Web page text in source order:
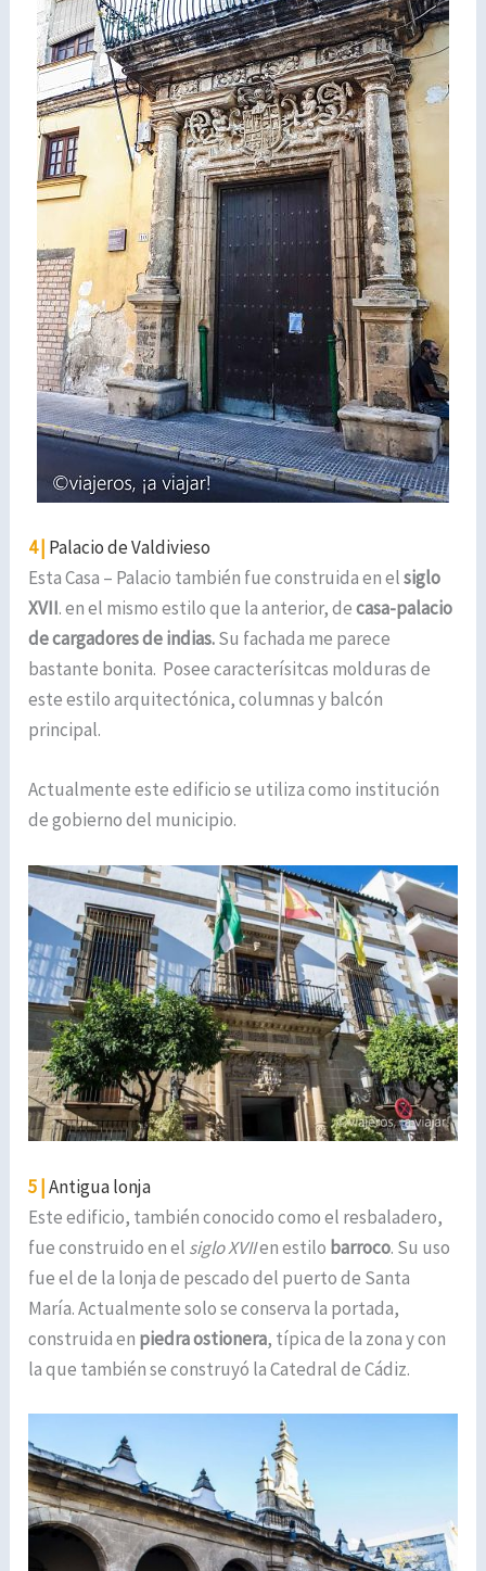
4 | Palacio de Valdivieso
Esta Casa – Palacio también fue construida en elsiglo
XVII. en el mismo estilo que la anterior, decasa-palacio
de cargadores de indias.Su fachada me parece
bastante bonita. Posee caracterísitcas molduras de
este estilo arquitectónica, columnas y balcón
principal.
Actualmente este edificio se utiliza como institución
de gobierno del municipio.
5 |Antigua lonja
Este edificio, también conocido como el resbaladero,
fue construido en el siglo XVIIen estilo barroco. Su uso
fue el de la lonja de pescado del puerto de Santa
María. Actualmente solo se conserva la portada,
construida en piedra ostionera, típica de la zona y con
la que también se construyó la Catedral de Cádiz.